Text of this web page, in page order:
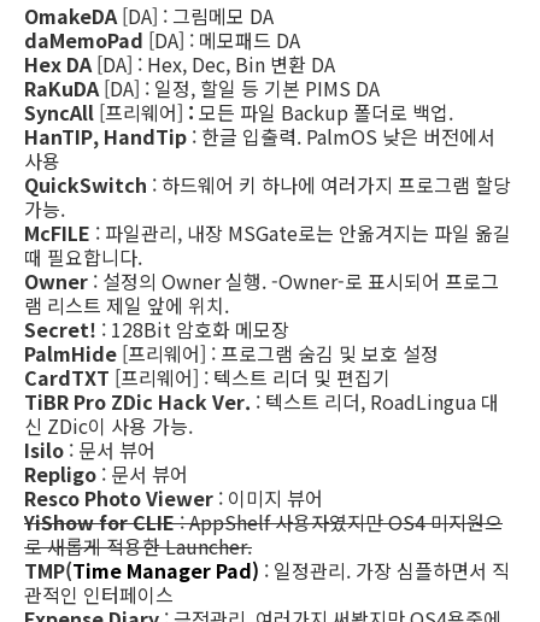
OmakeDA[DA] : 그림메모 DA
daMemoPad [DA] : 메모패드 DA
Hex DA[DA] : Hex, Dec, Bin 변환 DA
RaKuDA[DA] : 일정, 할일 등 기본 PIMS DA
SyncAll [프리웨어] : 모든 파일 Backup 폴더로 백업.
HanTIP, HandTip : 한글 입출력. PalmOS 낮은 버전에서
사용
QuickSwitch : 하드웨어 키 하나에 여러가지 프로그램 할당
가능.
McFILE : 파일관리, 내장 MSGate로는 안옮겨지는 파일 옮길
때 필요합니다.
Owner : 설정의 Owner 실행. -Owner-로 표시되어 프로그
램 리스트 제일 앞에 위치.
Secret! : 128Bit 암호화 메모장
PalmHide [프리웨어] : 프로그램 숨김 및 보호 설정
CardTXT [프리웨어] : 텍스트 리더 및 편집기
TiBR Pro ZDic Hack Ver. : 텍스트 리더, RoadLingua 대
신 ZDic이 사용 가능.
Isilo : 문서 뷰어
Repligo : 문서 뷰어
Resco Photo Viewer : 이미지 뷰어
YiShow for CLIE: AppShelf 사용자였지만 OS4 미지원으
로 새롭게 적용한 Launcher.
TMP(Time Manager Pad) : 일정관리. 가장 심플하면서 직
관적인 인터페이스